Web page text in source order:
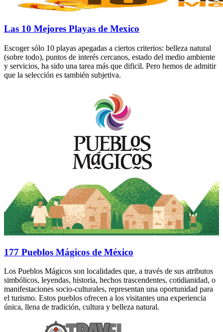
Las 10 Mejores Playas de Mexico
Escoger sólo 10 playas apegadas a ciertos criterios: belleza natural
(sobre todo), puntos de interés cercanos, estado del medio ambiente
y servicios, ha sido una tarea más que dificil. Pero hemos de admitir
que la selección es también subjetiva.
177 Pueblos Mágicos de México
Los Pueblos Mágicos son localidades que, a través de sus atributos
simbólicos, leyendas, historia, hechos trascendentes, cotidianidad, o
manifestaciones socio-culturales, representan una oportunidad para
el turismo. Estos pueblos ofrecen a los visitantes una experiencia
única, llena de tradición, cultura y belleza natural.